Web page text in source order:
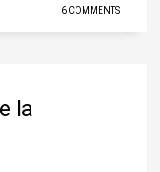
6 COMMENTS
la